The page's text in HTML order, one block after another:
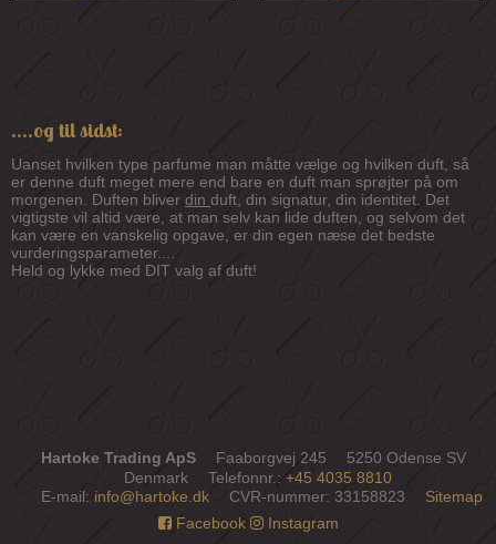
....og til sidst:
Uanset hvilken type parfume man måtte vælge og hvilken duft, så
er denne duft meget mere end bare en duft man sprøjter på om
morgenen. Duften bliver din duft, din signatur, din identitet. Det
vigtigste vil altid være, at man selv kan lide duften, og selvom det
kan være en vanskelig opgave, er din egen næse det bedste
vurderingsparameter....
Held og lykke med DIT valg af duft!
Hartoke Trading ApS Faaborgvej 245
5250 Odense SV
Denmark
Telefonnr. : +45 4035 8810
E-mail: info@hartoke.dk CVR-nummer: 33158823
Sitemap
Facebook
Instagram